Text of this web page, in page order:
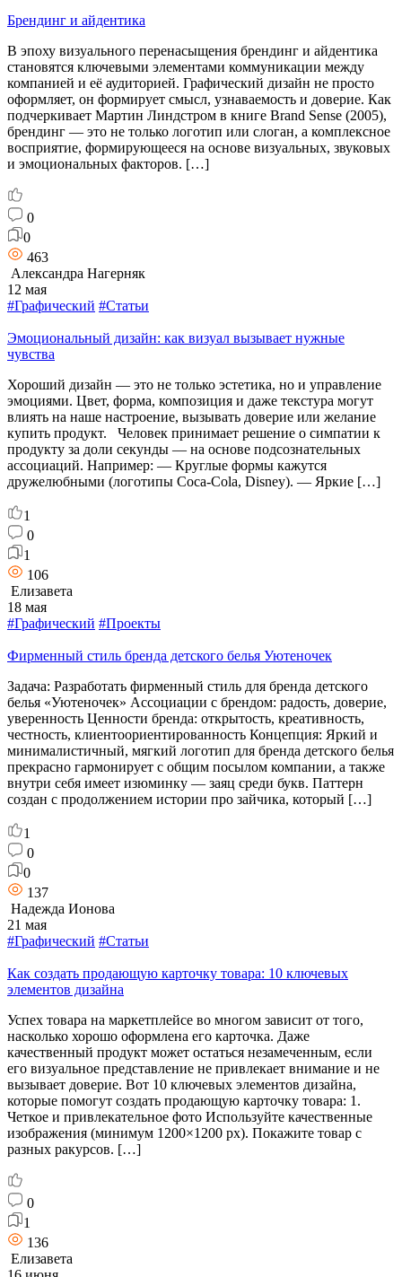
Брендинг и айдентика
В эпоху визуального перенасыщения брендинг и айдентика
становятся ключевыми элементами коммуникации между
компанией и её аудиторией. Графический дизайн не просто
оформляет, он формирует смысл, узнаваемость и доверие. Как
подчеркивает Мартин Линдстром в книге Brand Sense (2005),
брендинг — это не только логотип или слоган, а комплексное
восприятие, формирующееся на основе визуальных, звуковых
и эмоциональных факторов. […]
0
0
463
Александра Нагерняк
12 мая
#Графический #Статьи
Эмоциональный дизайн: как визуал вызывает нужные
чувства
Хороший дизайн — это не только эстетика, но и управление
эмоциями. Цвет, форма, композиция и даже текстура могут
влиять на наше настроение, вызывать доверие или желание
купить продукт. Человек принимает решение о симпатии к
продукту за доли секунды — на основе подсознательных
ассоциаций. Например: — Круглые формы кажутся
дружелюбными (логотипы Coca-Cola, Disney). — Яркие […]
1
0
1
106
Елизавета
18 мая
#Графический #Проекты
Фирменный стиль бренда детского белья Уютеночек
Задача: Разработать фирменный стиль для бренда детского
белья «Уютеночек» Ассоциации с брендом: радость, доверие,
уверенность Ценности бренда: открытость, креативность,
честность, клиентоориентированность Концепция: Яркий и
минималистичный, мягкий логотип для бренда детского белья
прекрасно гармонирует с общим посылом компании, а также
внутри себя имеет изюминку — заяц среди букв. Паттерн
создан с продолжением истории про зайчика, который […]
1
0
0
137
Надежда Ионова
21 мая
#Графический #Статьи
Как создать продающую карточку товара: 10 ключевых
элементов дизайна
Успех товара на маркетплейсе во многом зависит от того,
насколько хорошо оформлена его карточка. Даже
качественный продукт может остаться незамеченным, если
его визуальное представление не привлекает внимание и не
вызывает доверие. Вот 10 ключевых элементов дизайна,
которые помогут создать продающую карточку товара: 1.
Четкое и привлекательное фото Используйте качественные
изображения (минимум 1200×1200 px). Покажите товар с
разных ракурсов. […]
0
1
136
Елизавета